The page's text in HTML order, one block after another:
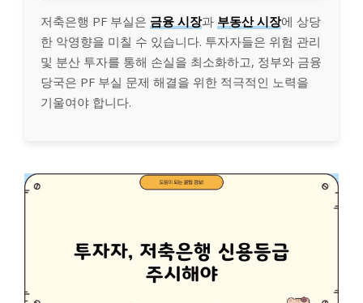
저축은행 PF 부실은 금융 시장과 부동산 시장에 상당
한 악영향을 미칠 수 있습니다. 투자자들은 위험 관리
및 분산 투자를 통해 손실을 최소화하고, 정부와 금융
당국은 PF 부실 문제 해결을 위한 적극적인 노력을
기울여야 합니다.